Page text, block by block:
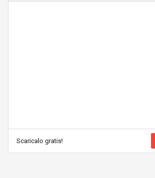
Scaricalo gratis!